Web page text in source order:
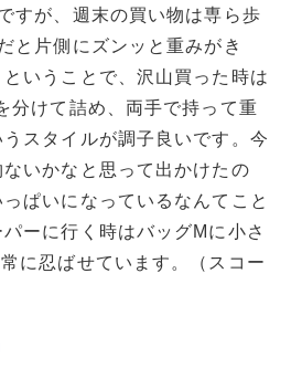
すが、週末の買い物は専ら歩
と片側にズンッと重みがき
いうことで、沢山買った時は
分けて詰め、両手で持って重
スタイルが調子良いです。 今
いかなと思って出かけたの
ぱいになっているなんてこと
ーに行く時はバッグMに小さ
に忍ばせています。（スコー